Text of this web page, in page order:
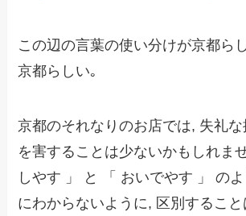
この辺の言葉の使い分けが京都ら
京都らしい｡
京都のそれなりのお店では, 失礼
を害することは少ないかもしれま
しやす 」 と 「 おいでやす 」 の
にわからないように, 区別すること